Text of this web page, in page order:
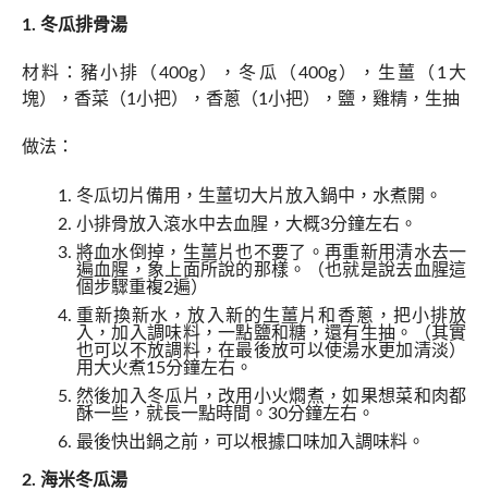
1. 冬瓜排骨湯
材料：豬小排（400g），冬瓜（400g），生薑（1大
塊），香菜（1小把），香蔥（1小把），鹽，雞精，生抽
做法：
冬瓜切片備用，生薑切大片放入鍋中，水煮開。
小排骨放入滾水中去血腥，大概3分鐘左右。
將血水倒掉，生薑片也不要了。再重新用清水去一
遍血腥，象上面所說的那樣。（也就是說去血腥這
個步驟重複2遍）
重新換新水，放入新的生薑片和香蔥，把小排放
入，加入調味料，一點鹽和糖，還有生抽。（其實
也可以不放調料，在最後放可以使湯水更加清淡）
用大火煮15分鐘左右。
然後加入冬瓜片，改用小火燜煮，如果想菜和肉都
酥一些，就長一點時間。30分鐘左右。
最後快出鍋之前，可以根據口味加入調味料。
2. 海米冬瓜湯